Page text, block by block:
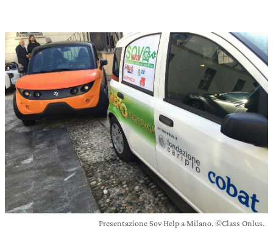
Presentazione Sov Help a Milano. ©Class Onlus.